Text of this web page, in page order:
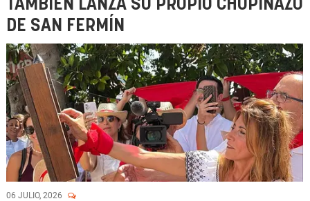
TAMBIÉN LANZA SU PROPIO CHUPINAZO
DE SAN FERMÍN
06 JULIO, 2026